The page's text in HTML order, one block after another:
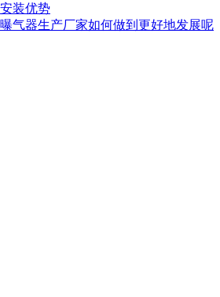
装优势
气器生产厂家如何做到更好地发展呢